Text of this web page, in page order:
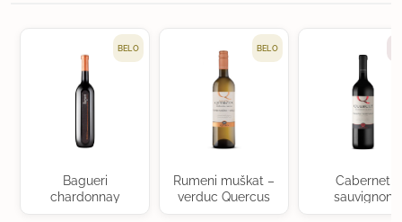
BELO
Bagueri
chardonnay
BELO
Rumeni muškat –
verduc Quercus
Cabernet
sauvignon